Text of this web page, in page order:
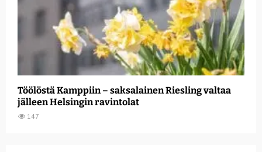
Töölöstä Kamppiin – saksalainen Riesling valtaa
jälleen Helsingin ravintolat
147